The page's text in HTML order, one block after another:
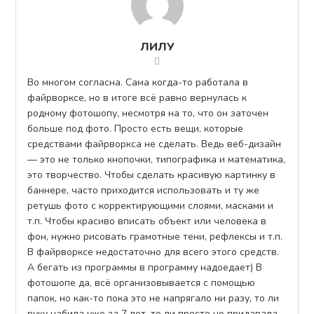
ЛИЛУ
Во многом согласна. Сама когда-то работала в
файрворксе, но в итоге всё равно вернулась к
родному фотошопу, несмотря на то, что он заточен
больше под фото. Просто есть вещи, которые
средствами файрворкса не сделать. Ведь веб-дизайн
— это не только кнопочки, типографика и математика,
это творчество. Чтобы сделать красивую картинку в
баннере, часто приходится использовать и ту же
ретушь фото с корректирующими слоями, масками и
т.п. Чтобы красиво вписать объект или человека в
фон, нужно рисовать грамотные тени, рефлексы и т.п.
В файрворксе недостаточно для всего этого средств.
А бегать из программы в программу надоедает) В
фотошопе да, всё организовывается с помощью
папок, но как-то пока это не напрягало ни разу, то ли